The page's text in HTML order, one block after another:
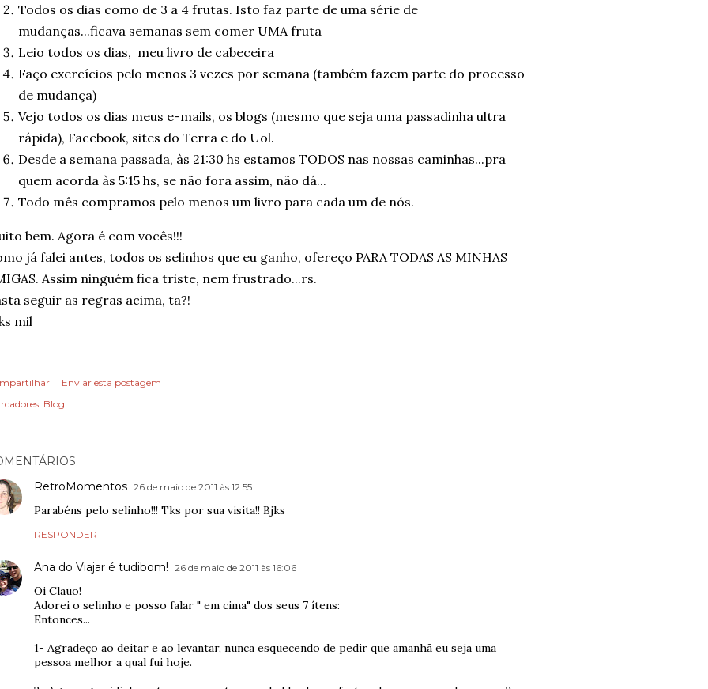
Todos os dias como de 3 a 4 frutas. Isto faz parte de uma série de
mudanças...ficava semanas sem comer UMA fruta
Leio todos os dias, meu livro de cabeceira
Faço exercícios pelo menos 3 vezes por semana (também fazem parte do processo
de mudança)
Vejo todos os dias meus e-mails, os blogs (mesmo que seja uma passadinha ultra
rápida), Facebook, sites do Terra e do Uol.
Desde a semana passada, às 21:30 hs estamos TODOS nas nossas caminhas...pra
quem acorda às 5:15 hs, se não fora assim, não dá...
Todo mês compramos pelo menos um livro para cada um de nós.
bem. Agora é com vocês!!!
já falei antes, todos os selinhos que eu ganho, ofereço PARA TODAS AS MINHAS
Assim ninguém fica triste, nem frustrado...rs.
seguir as regras acima, ta?!
mil
Enviar esta postagem
Blog
RetroMomentos 26 de maio de 2011 às 12:55
Parabéns pelo selinho!!! Tks por sua visita!! Bjks
RESPONDER
Ana do Viajar é tudibom! 26 de maio de 2011 às 16:06
Oi Clauo!
Adorei o selinho e posso falar " em cima" dos seus 7 ítens:
Entonces...
1- Agradeço ao deitar e ao levantar, nunca esquecendo de pedir que amanhã eu seja uma
pessoa melhor a qual fui hoje.